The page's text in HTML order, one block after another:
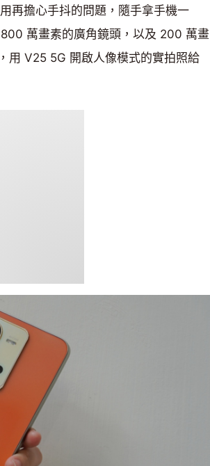
再擔心手抖的問題，隨手拿手機一
萬畫素的廣角鏡頭，以及 200 萬畫
用 V25 5G 開啟人像模式的實拍照給